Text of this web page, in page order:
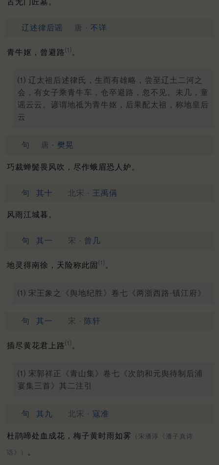
古无门匠墓。
辽述律后谣 唐 · 不详
青牛妪，曾避路⑴ 。
⑴ 辽太祖后述律氏，生而有雄略，尝至辽土二河之
会，有女子乘青牛车，仓卒避路，忽不见。未几，童
谣云云。谚谓地祗为青牛妪，后果配太祖，称地皇后
云
句 唐 · 樊晃
巧裁蝉鬓畏风吹，尽作蛾眉恐人妒。
句 其十 北宋 · 王禹偁
风雨江城暮。
句 其一 宋 · 曾几
地灵得南徐，天险称此固 ⑴ 。
⑴ 宋王象之《舆地纪胜》卷七《两浙西路·镇江府》
句 其一 宋 · 陈轩
插尽黄花君上路⑴ 。
⑴ 宋郭祥正《青山集》卷七《次韵和元舆待制后浦
宴集三首》其二注引
句 其九 北宋 · 寇准
杜鹃啼处血成花，梅子黄时雨如雾 （宋潘淳《潘子真诗
话》） 。